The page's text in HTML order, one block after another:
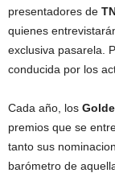
presentadores de
quienes
exclusiva pasarela.
conducida por los
Cada año, los
premios que se
tanto sus
barómetro de